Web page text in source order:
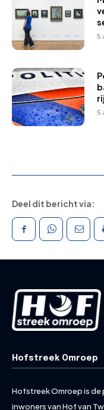
5
5
Deel dit bericht via:
Hofstreek Omroep
Hofstreek Omroep is de
inwoners van Hof van